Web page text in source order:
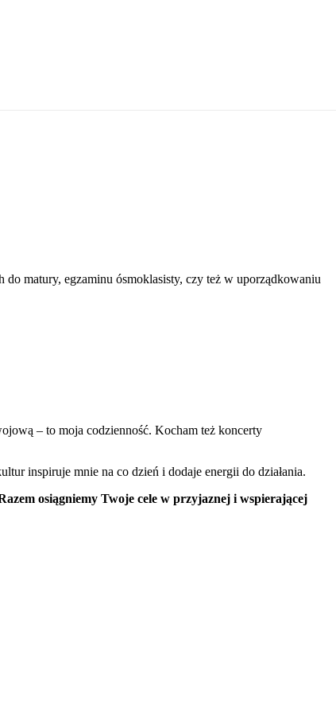
matury, egzaminu ósmoklasisty, czy też w uporządkowaniu
– to moja codzienność. Kocham też koncerty
inspiruje mnie na co dzień i dodaje energii do działania.
osiągniemy Twoje cele w przyjaznej i wspierającej